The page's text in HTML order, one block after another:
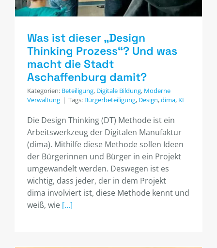
Was ist dieser „Design
Thinking Prozess“? Und was
macht die Stadt
Aschaffenburg damit?
Kategorien: Beteiligung, Digitale Bildung, Moderne
Verwaltung | Tags: Bürgerbeteiligung, Design,dima, KI
Die Design Thinking (DT) Methode ist ein
Arbeitswerkzeug der Digitalen Manufaktur
(dima). Mithilfe diese Methode sollen Ideen
der Bürgerinnen und Bürger in ein Projekt
umgewandelt werden. Deswegen ist es
wichtig, dass jeder, der in dem Projekt
dima involviert ist, diese Methode kennt und
weiß, wie [...]